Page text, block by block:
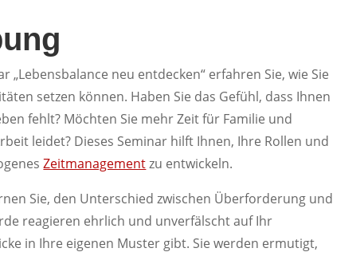
neu entdecken“ erfahren Sie, wie Sie
setzen können. Haben Sie das Gefühl, dass Ihnen
fehlt? Möchten Sie mehr Zeit für Familie und
leidet? Dieses Seminar hilft Ihnen, Ihre Rollen und
Zeitmanagementzu entwickeln.
Sie, den Unterschied zwischen Überforderung und
reagieren ehrlich und unverfälscht auf Ihr
in Ihre eigenen Muster gibt. Sie werden ermutigt,